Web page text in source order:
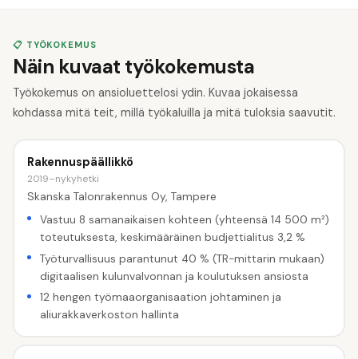
📋 TYÖKOKEMUS
Näin kuvaat työkokemusta
Työkokemus on ansioluettelosi ydin. Kuvaa jokaisessa
kohdassa mitä teit, millä työkaluilla ja mitä tuloksia saavutit.
Rakennuspäällikkö
2019–nykyhetki
Skanska Talonrakennus Oy, Tampere
Vastuu 8 samanaikaisen kohteen (yhteensä 14 500 m²)
toteutuksesta, keskimääräinen budjettialitus 3,2 %
Työturvallisuus parantunut 40 % (TR-mittarin mukaan)
digitaalisen kulunvalvonnan ja koulutuksen ansiosta
12 hengen työmaaorganisaation johtaminen ja
aliurakkaverkoston hallinta